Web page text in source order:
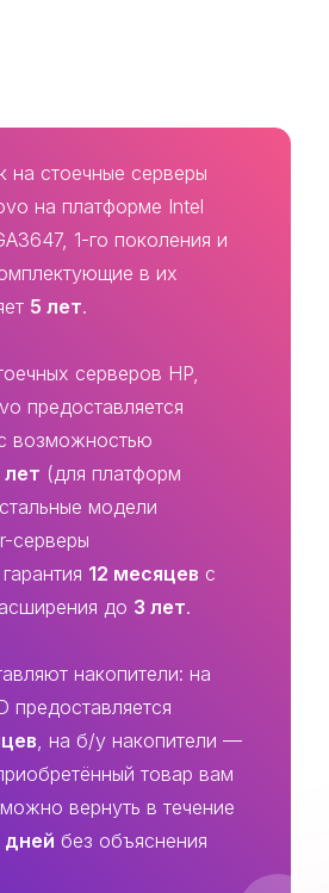
на стоечные серверы
на платформе Intel
1-го поколения и
в их
5 лет.
серверов HP,
предоставляется
возможностью
лет (для платформ
модели
серверы
12 месяцев с
до 3 лет.
накопители: на
предоставляется
, на б/у накопители —
товар вам
вернуть в течение
дней без объяснения